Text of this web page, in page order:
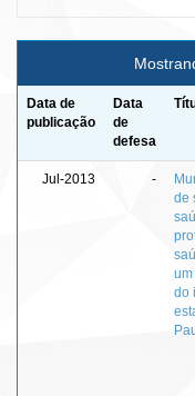
Data de
publicação
Data
de
defesa
Jul-2013 -
de
do